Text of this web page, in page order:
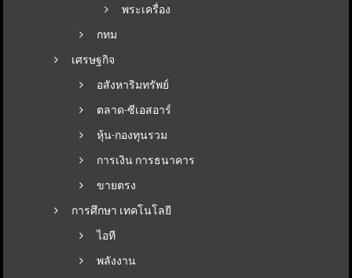
พระเครื่อง
กทม
เศรษฐกิจ
อสังหาริมทรัพย์
ตลาด-ซีเอสอาร์
หุ้น-กองทุนรวม
การเงิน การธนาคาร
ขายตรง
การศึกษา เทคโนโลยี
ไอที
พลังงาน